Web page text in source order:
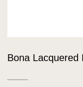
Bona Lacquered